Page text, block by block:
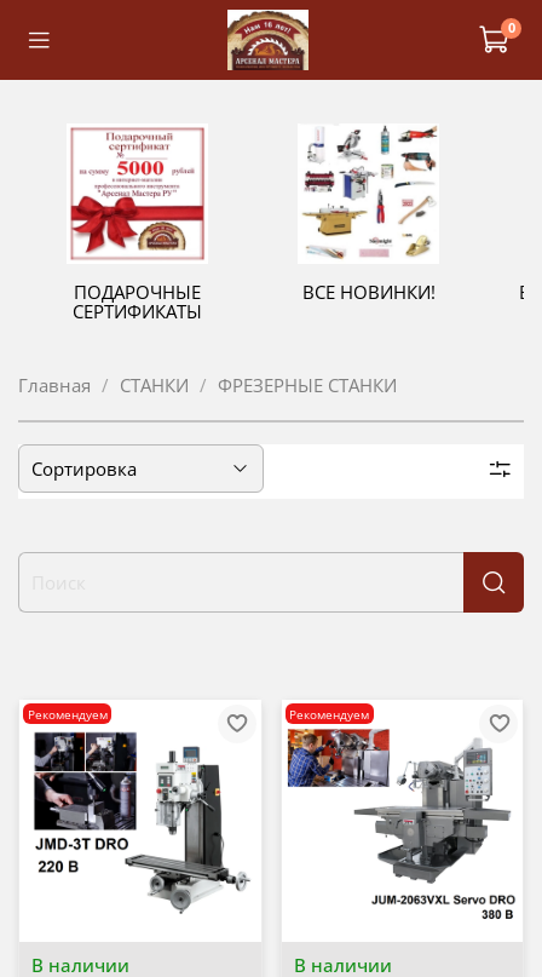
0
ПОДАРОЧНЫЕ
СЕРТИФИКАТЫ
ВСЕ НОВИНКИ!
Главная СТАНКИ ФРЕЗЕРНЫЕ СТАНКИ
В наличии
Рекомендуем
В наличии
Рекомендуем